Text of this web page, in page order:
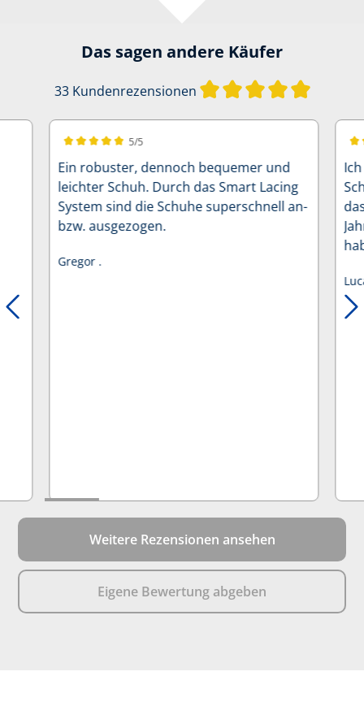
Das sagen andere Käufer
33 Kundenrezensionen
5/5
Ein robuster, dennoch bequemer und
leichter Schuh. Durch das Smart Lacing
System sind die Schuhe superschnell an-
bzw. ausgezogen.
Gregor .
Weitere Rezensionen ansehen
Eigene Bewertung abgeben